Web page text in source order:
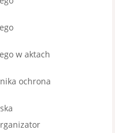
w aktach
ochrona